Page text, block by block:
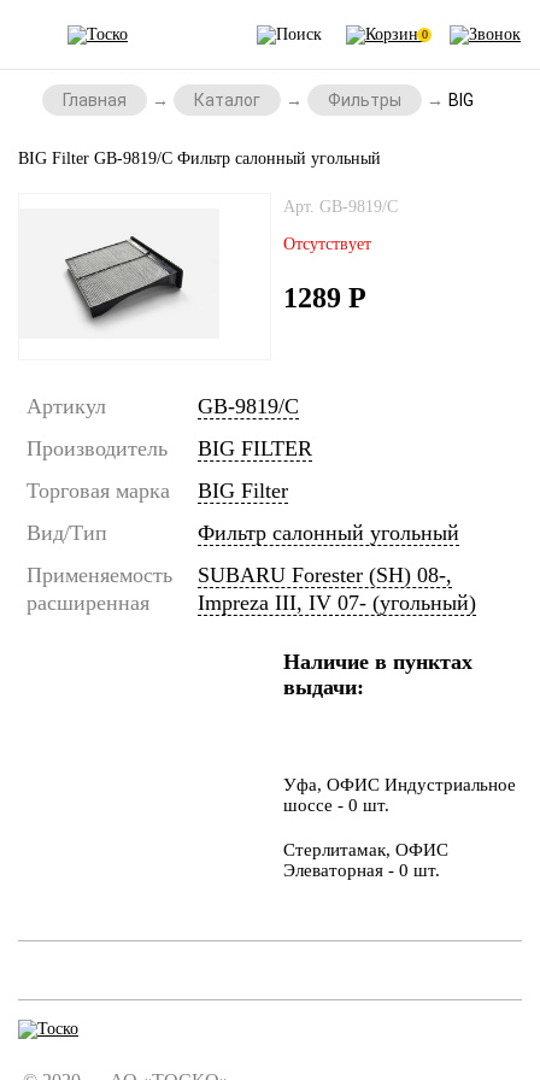
0
Главная Каталог Фильтры BIG Filter
BIG Filter GB-9819/С Фильтр салонный угольный
Арт. GB-9819/C
Отсутствует
1289 Р
Артикул
GB-9819/C
Производитель
BIG FILTER
Торговая марка
BIG Filter
Вид/Тип
Фильтр салонный угольный
Применяемость
расширенная
SUBARU Forester (SH) 08-,
Impreza III, IV 07- (угольный)
Наличие в пунктах
выдачи:
Уфа, ОФИС Индустриальное
шоссе - 0 шт.
Стерлитамак, ОФИС
Элеваторная - 0 шт.